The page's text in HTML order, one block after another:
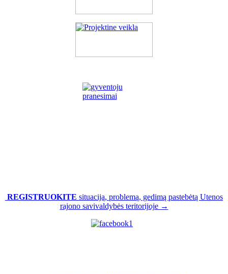
REGISTRUOKITE situaciją, problemą, gedimą pastebėtą Utenos
rajono savivaldybės teritorijoje →